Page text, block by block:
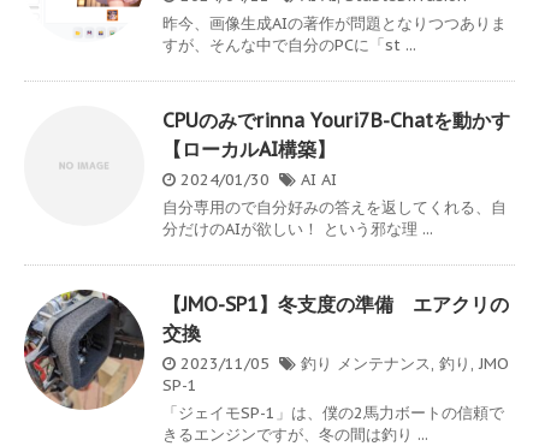
昨今、画像生成AIの著作が問題となりつつありま
すが、そんな中で自分のPCに「st ...
CPUのみでrinna Youri7B-Chatを動かす
【ローカルAI構築】
2024/01/30 AI AI
自分専用ので自分好みの答えを返してくれる、自
分だけのAIが欲しい！ という邪な理 ...
【JMO-SP1】冬支度の準備 エアクリの
交換
2023/11/05 釣り メンテナンス, 釣り ,JMO
SP-1
「ジェイモSP-1」は、僕の2馬力ボートの信頼で
きるエンジンですが、冬の間は釣り ...